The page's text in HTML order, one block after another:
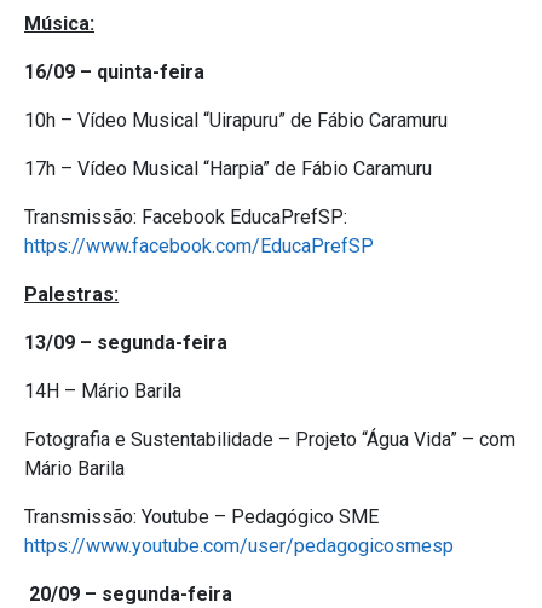
Música:
16/09 – quinta-feira
10h – Vídeo Musical “Uirapuru” de Fábio Caramuru
17h – Vídeo Musical “Harpia” de Fábio Caramuru
Transmissão: Facebook EducaPrefSP:
https://www.facebook.com/EducaPrefSP
Palestras:
13/09 – segunda-feira
14H – Mário Barila
Fotografia e Sustentabilidade – Projeto “Água Vida” – com
Mário Barila
Transmissão: Youtube – Pedagógico SME
https://www.youtube.com/user/pedagogicosmesp
20/09 – segunda-feira